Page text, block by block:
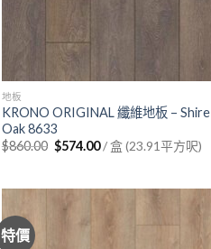
地板
KRONO ORIGINAL 纖維地板 – Shire
Oak 8633
$860.00 Original
price
$574.00Current
price
/ 盒 (23.91平方呎)
特價